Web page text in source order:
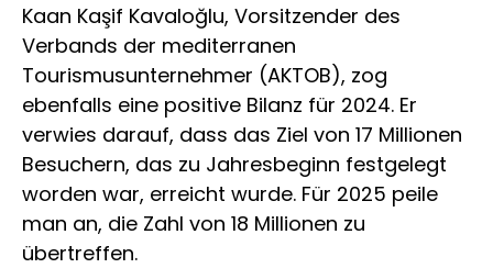
Kaan Kaşif Kavaloğlu, Vorsitzender des
Verbands der mediterranen
Tourismusunternehmer (AKTOB), zog
ebenfalls eine positive Bilanz für 2024. Er
verwies darauf, dass das Ziel von 17 Millionen
Besuchern, das zu Jahresbeginn festgelegt
worden war, erreicht wurde. Für 2025 peile
man an, die Zahl von 18 Millionen zu
übertreffen.